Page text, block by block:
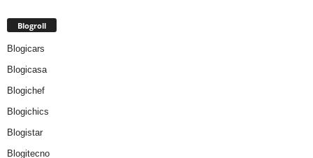
Blogroll
Blogicars
Blogicasa
Blogichef
Blogichics
Blogistar
Blogitecno